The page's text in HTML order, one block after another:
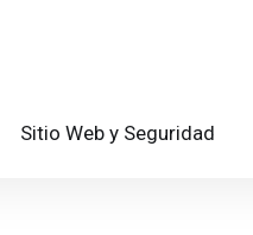
Sitio Web y Seguridad